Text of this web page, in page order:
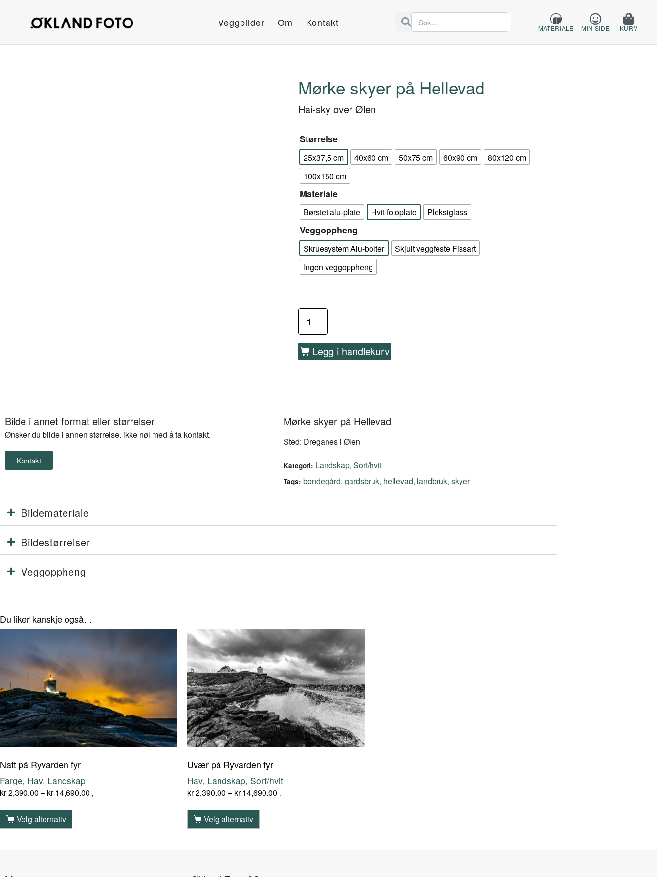
Veggbilder Om Kontakt MATERIALE MIN SIDE KURV
Mørke skyer på Hellevad
Hai-sky over Ølen
Størrelse
25x37,5 cm 40x60 cm 50x75 cm 60x90 cm
80x120 cm
100x150 cm
Materiale
Børstet alu-plate Hvit fotoplate Pleksiglass
Veggoppheng
Skruesystem Alu-bolter
Skjult veggfeste Fissart
Ingen veggoppheng
Legg i handlekurv
Bilde i annet format eller størrelser
Ønsker du bilde i annen størrelse, ikke nøl med å ta kontakt.
Kontakt
Mørke skyer på Hellevad
Sted: Dreganes i Ølen
Kategori: Landskap, Sort/hvit
Tags: bondegård, gardsbruk, hellevad, landbruk, skyer
Bildemateriale
Bildestørrelser
Veggoppheng
Du liker kanskje også…
Natt på Ryvarden fyr
Farge, Hav, Landskap
kr2,390.00 – kr14,690.00 ,-
Velg alternativ
Uvær på Ryvarden fyr
Hav, Landskap, Sort/hvit
kr2,390.00 – kr14,690.00 ,-
Velg alternativ